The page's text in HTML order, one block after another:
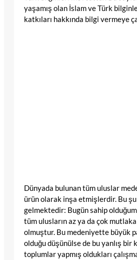
yaşamış olan İslam ve Türk
katkıları hakkında bilgi vermeye
Dünyada bulunan tüm uluslar
ürün olarak inşa etmişlerdir. Bu
gelmektedir: Bugün sahip
tüm ulusların az ya da çok mutlaka
olmuştur. Bu medeniyette büyük
olduğu düşünülse de bu yanlış bir
toplumlar yapmış oldukları